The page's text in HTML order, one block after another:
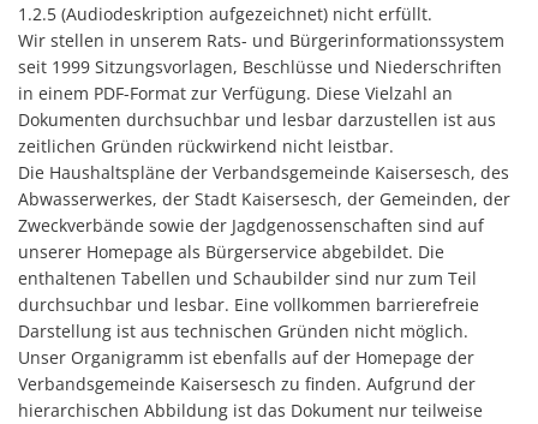
1.2.5 (Audiodeskription aufgezeichnet) nicht erfüllt.
Wir stellen in unserem Rats- und Bürgerinformationssystem
seit 1999 Sitzungsvorlagen, Beschlüsse und Niederschriften
in einem PDF-Format zur Verfügung. Diese Vielzahl an
Dokumenten durchsuchbar und lesbar darzustellen ist aus
zeitlichen Gründen rückwirkend nicht leistbar.
Die Haushaltspläne der Verbandsgemeinde Kaisersesch, des
Abwasserwerkes, der Stadt Kaisersesch, der Gemeinden, der
Zweckverbände sowie der Jagdgenossenschaften sind auf
unserer Homepage als Bürgerservice abgebildet. Die
enthaltenen Tabellen und Schaubilder sind nur zum Teil
durchsuchbar und lesbar. Eine vollkommen barrierefreie
Darstellung ist aus technischen Gründen nicht möglich.
Unser Organigramm ist ebenfalls auf der Homepage der
Verbandsgemeinde Kaisersesch zu finden. Aufgrund der
hierarchischen Abbildung ist das Dokument nur teilweise